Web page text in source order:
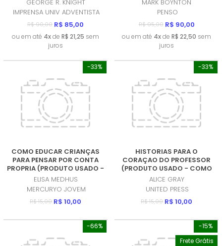
NOVO)
GEORGE R. KNIGHT
IMPRENSA UNIV ADVENTISTA
R$ 90,00 R$ 85,00
ou em até 4xde R$ 21,25 sem
juros
MARK BOYNTON
PENSO
R$ 95,00 R$ 90,00
ou em até 4xde R$ 22,50 sem
juros
-33%
COMO EDUCAR CRIANÇAS
PARA PENSAR POR CONTA
PROPRIA (PRODUTO USADO -
MUITO BOM)
ELISA MEDHUS
MERCURYO JOVEM
R$ 15,00 R$ 10,00
-33%
HISTORIAS PARA O
CORAÇAO DO PROFESSOR
(PRODUTO USADO - COMO
NOVO)
ALICE GRAY
UNITED PRESS
R$ 15,00 R$ 10,00
-66%
-15%
Frete Grátis